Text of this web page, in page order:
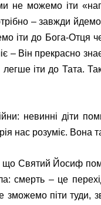
не можемо іти
– завжди
іти до Бога-Отця
– Він прекрасно
іти до Тата.
невинні діти
нас розуміє. Вона
що Святий Йосиф
смерть – це
зможемо піти туди,